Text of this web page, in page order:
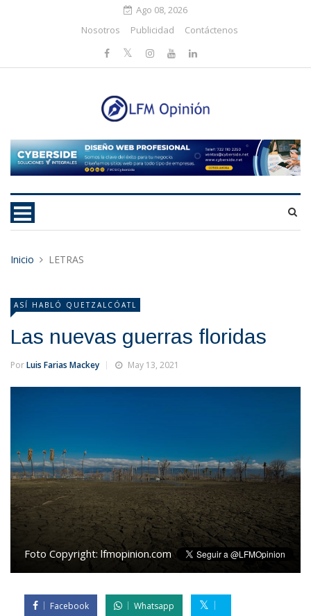
Ago 08, 2026
Nosotros
Publicidad Contáctenos
Inicio LETRAS
ASÍ­ HABLÓ QUETZALCÓATL
Las nuevas guerras floridas
PorLuis Farias Mackey May 13, 2021
Foto Copyright: lfmopinion.com
Facebook Whatsapp